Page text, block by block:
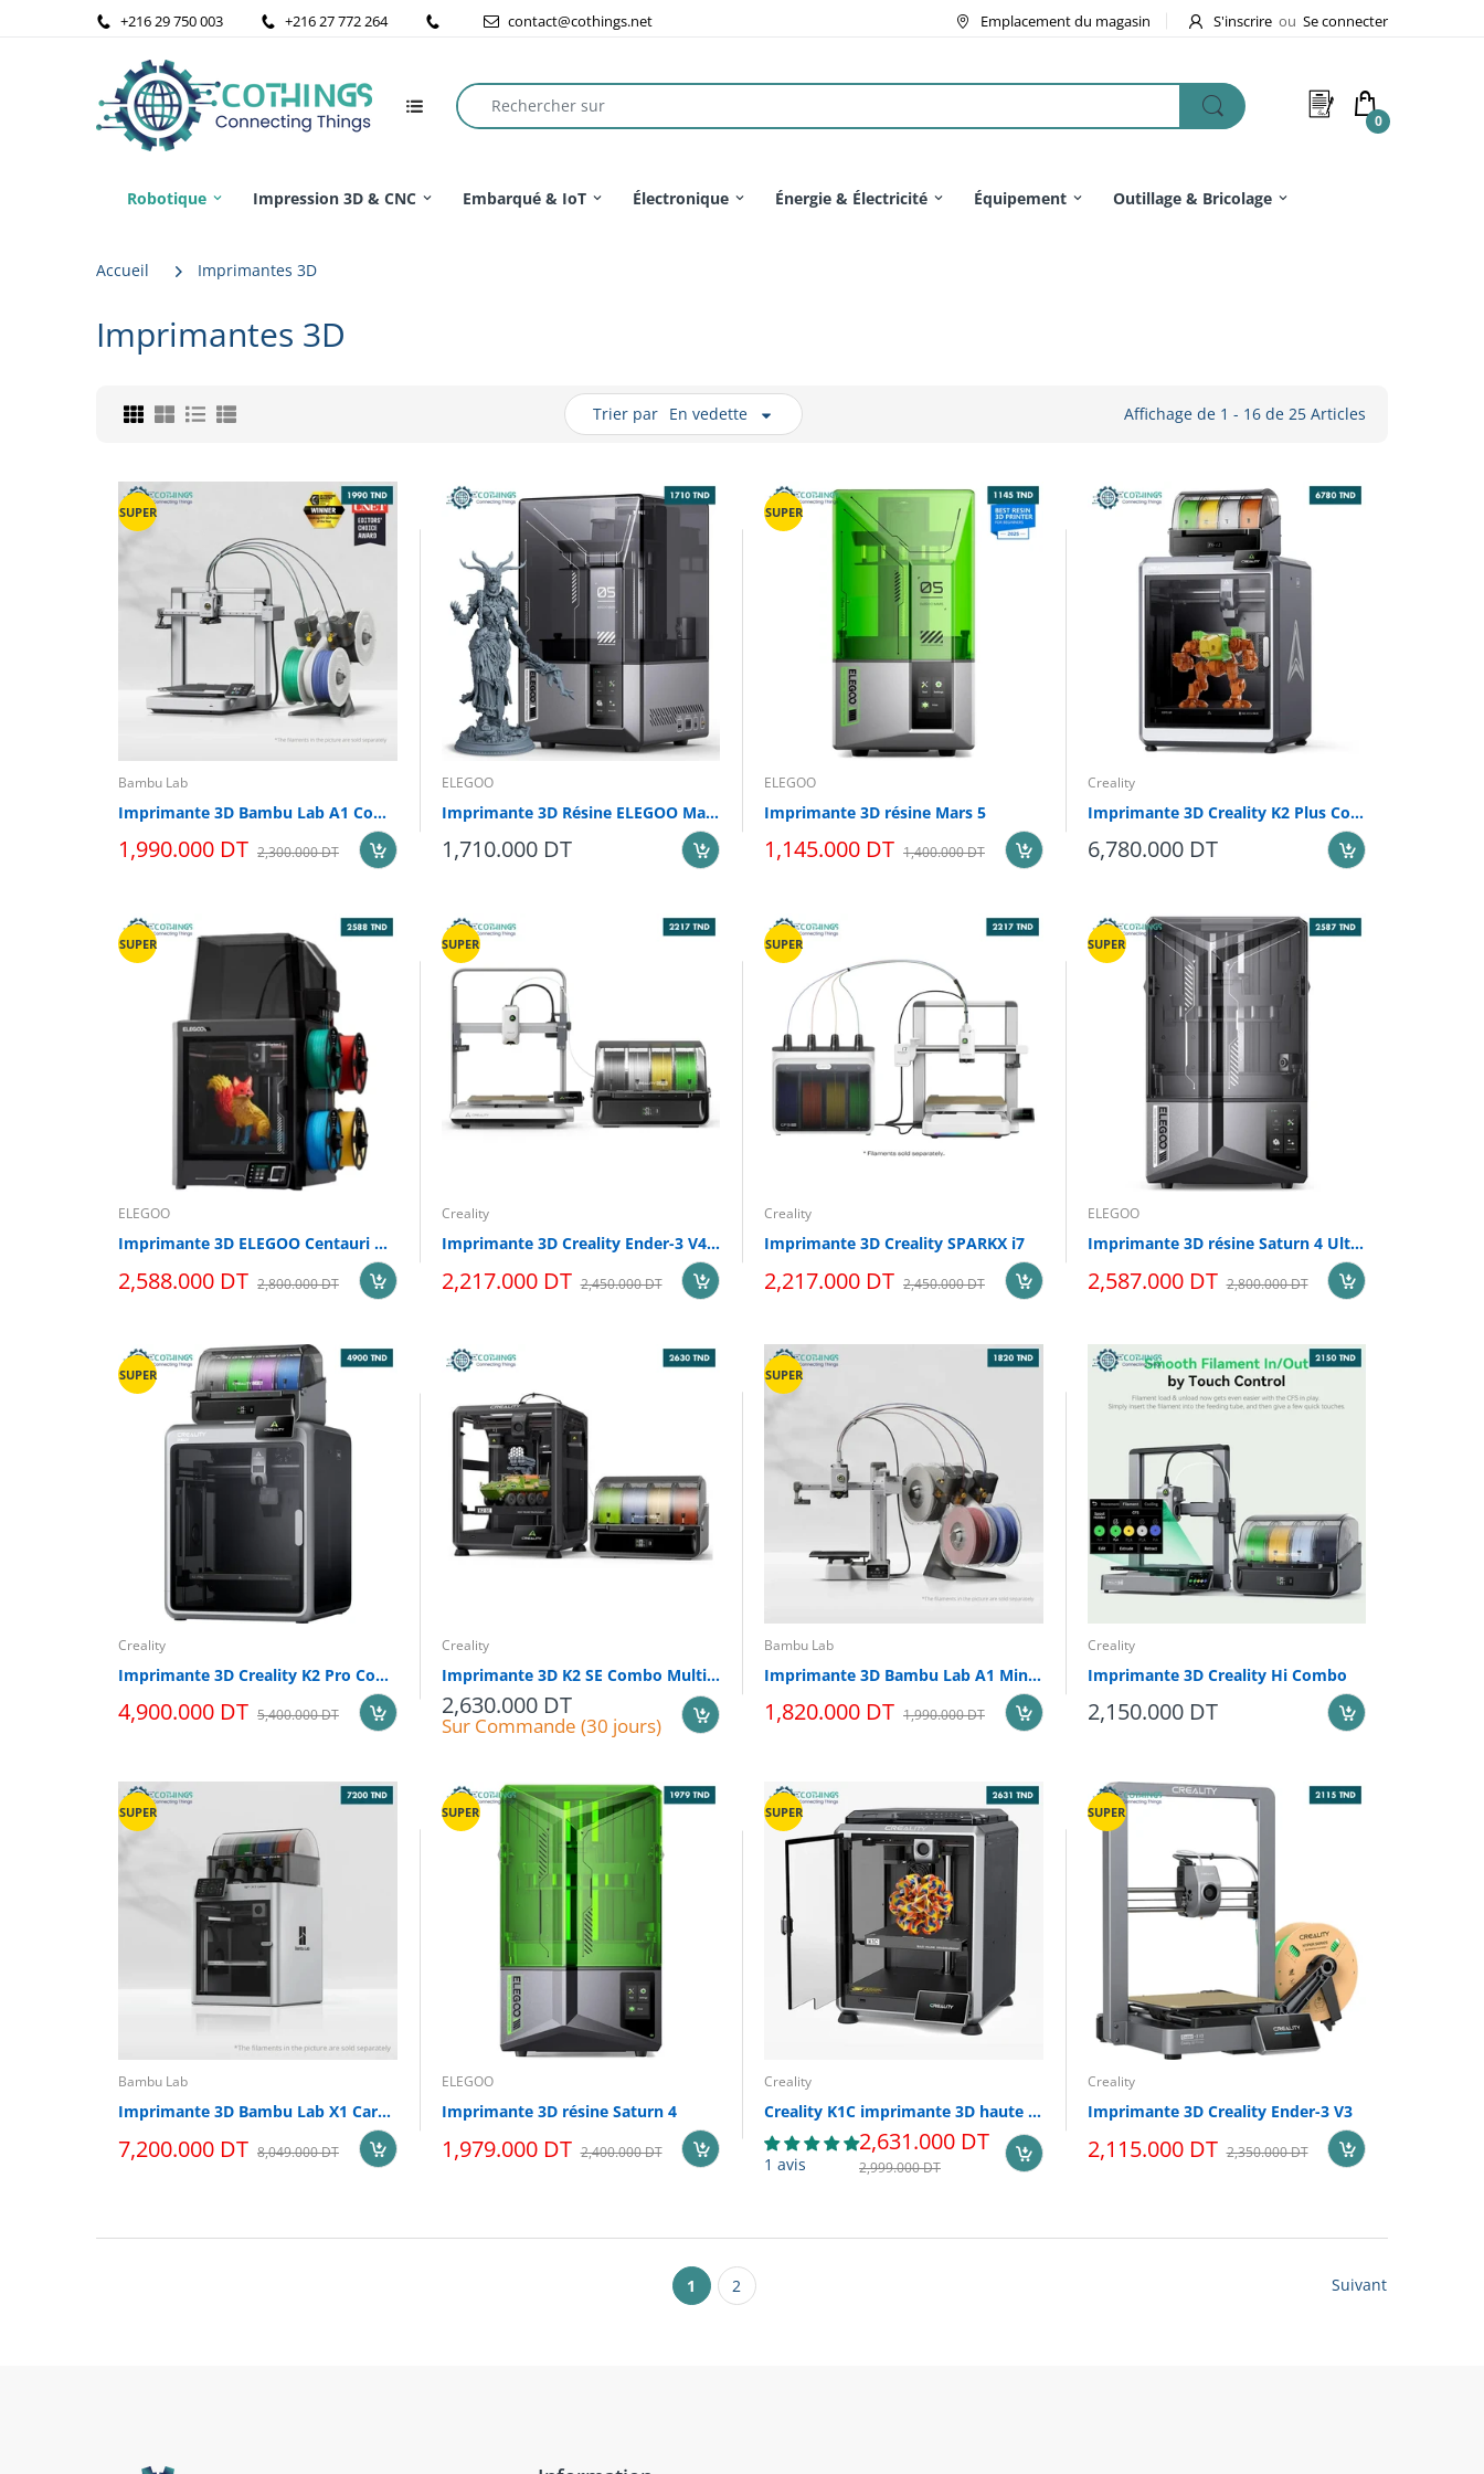
+216 29 750 003 +216 27 772 264 contact@cothings.net Emplacement du magasin S'inscrire ou Se connecter
0
Robotique Impression 3D & CNC Embarqué & IoT Électronique Énergie & Électricité Équipement Outillage & Bricolage
Accueil Imprimantes 3D
Imprimantes 3D
Trier par En vedette Affichage de 1 - 16 de 25 Articles
SUPER
Bambu Lab
Imprimante 3D Bambu Lab A1 Combo
1,990.000 DT 2,300.000 DT
ELEGOO
Imprimante 3D Résine ELEGOO Mars 5 Ultra
1,710.000 DT
SUPER
ELEGOO
Imprimante 3D résine Mars 5
1,145.000 DT 1,400.000 DT
Creality
Imprimante 3D Creality K2 Plus Combo
6,780.000 DT
SUPER
ELEGOO
Imprimante 3D ELEGOO Centauri Carbon 2 Combo + 2 Filaments ELEGOO Gratuit
2,588.000 DT 2,800.000 DT
SUPER
Creality
Imprimante 3D Creality Ender-3 V4 Combo
2,217.000 DT 2,450.000 DT
SUPER
Creality
Imprimante 3D Creality SPARKX i7
2,217.000 DT 2,450.000 DT
SUPER
ELEGOO
Imprimante 3D résine Saturn 4 Ultra 12K
2,587.000 DT 2,800.000 DT
SUPER
Creality
Imprimante 3D Creality K2 Pro Combo Multicolore
4,900.000 DT 5,400.000 DT
Creality
Imprimante 3D K2 SE Combo Multi Couleurs
2,630.000 DT
Sur Commande (30 jours)
SUPER
Bambu Lab
Imprimante 3D Bambu Lab A1 Mini COMBO
1,820.000 DT 1,990.000 DT
Creality
Imprimante 3D Creality Hi Combo
2,150.000 DT
SUPER
Bambu Lab
Imprimante 3D Bambu Lab X1 Carbon Combo
7,200.000 DT 8,049.000 DT
SUPER
ELEGOO
Imprimante 3D résine Saturn 4
1,979.000 DT 2,400.000 DT
SUPER
Creality
Creality K1C imprimante 3D haute vitesse
1 avis
2,631.000 DT
2,999.000 DT
SUPER
Creality
Imprimante 3D Creality Ender-3 V3
2,115.000 DT 2,350.000 DT
1 2 Suivant